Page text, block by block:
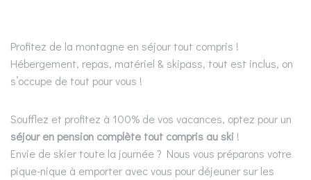
Profitez de la montagne en séjour tout compris !
Hébergement, repas, matériel & skipass, tout est inclus, on
s’occupe de tout pour vous !
Soufflez et profitez à 100% de vos vacances, optez pour un
séjour en pension complète tout compris au ski !
Envie de skier toute la journée ? Nous vous préparons votre
pique-nique à emporter avec vous pour déjeuner sur les